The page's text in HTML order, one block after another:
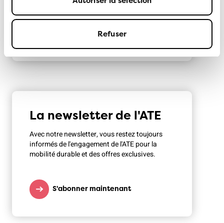
Refuser
Magazine ATE
La newsletter de l'ATE
Avec notre newsletter, vous restez toujours
informés de l'engagement de l'ATE pour la
mobilité durable et des offres exclusives.
S'abonner maintenant